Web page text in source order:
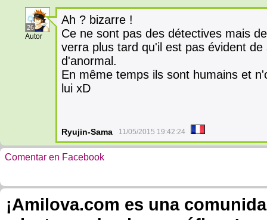
26
Autor
Ah ? bizarre !
Ce ne sont pas des détectives mais
verra plus tard qu'il est pas évident
d'anormal.
En même temps ils sont humains et
lui xD
Ryujin-Sama 11/05/2015 19:42:24
Comentar en Facebook
¡Amilova.com es una